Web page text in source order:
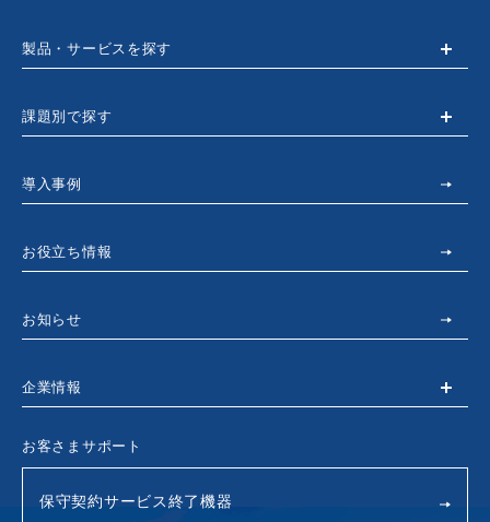
製品・サービスを探す
課題別で探す
導入事例
お役立ち情報
お知らせ
企業情報
お客さまサポート
保守契約サービス終了機器